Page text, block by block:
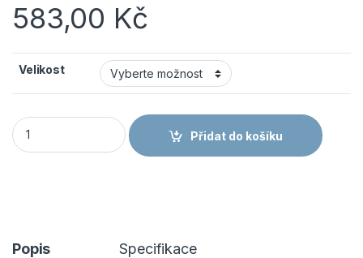
583,00 Kč
Velikost
CANIS CXS Obuv TEXLINE VIS S1 polobotka černá/modrá
Přidat do košíku
Popis Specifikace